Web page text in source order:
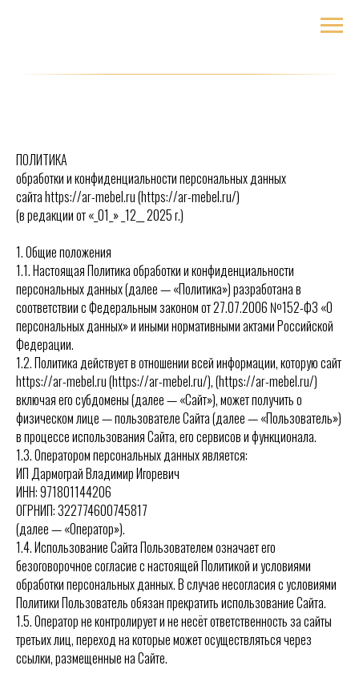
ПОЛИТИКА
обработки и конфиденциальности персональных данных
сайта https://ar-mebel.ru (https://ar-mebel.ru/)
(в редакции от «_01_» _12__ 2025 г.)
1. Общие положения
1.1. Настоящая Политика обработки и конфиденциальности
персональных данных (далее — «Политика») разработана в
соответствии с Федеральным законом от 27.07.2006 №152-ФЗ «О
персональных данных» и иными нормативными актами Российской
Федерации.
1.2. Политика действует в отношении всей информации, которую сайт
https://ar-mebel.ru (https://ar-mebel.ru/), (https://ar-mebel.ru/)
включая его субдомены (далее — «Сайт»), может получить о
физическом лице — пользователе Сайта (далее — «Пользователь»)
в процессе использования Сайта, его сервисов и функционала.
1.3. Оператором персональных данных является:
ИП Дармограй Владимир Игоревич
ИНН: 971801144206
ОГРНИП: 322774600745817
(далее — «Оператор»).
1.4. Использование Сайта Пользователем означает его
безоговорочное согласие с настоящей Политикой и условиями
обработки персональных данных. В случае несогласия с условиями
Политики Пользователь обязан прекратить использование Сайта.
1.5. Оператор не контролирует и не несёт ответственность за сайты
третьих лиц, переход на которые может осуществляться через
ссылки, размещенные на Сайте.